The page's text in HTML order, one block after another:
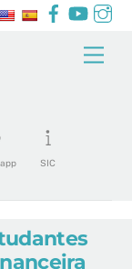
Facebook
SIC